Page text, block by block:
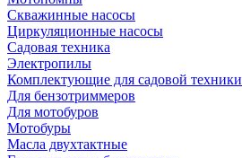
Скважинные насосы
Циркуляционные насосы
Садовая техника
Электропилы
Комплектующие для садовой техники
Для бензотриммеров
Для мотобуров
Мотобуры
Масла двухтактные